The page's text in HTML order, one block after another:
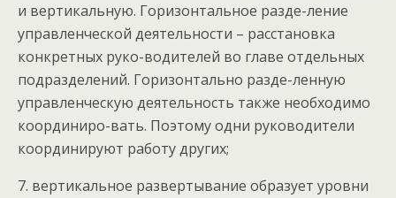
и вертикальную. Горизонтальное разде-ление
управленческой деятельности – расстановка
конкретных руко-водителей во главе отдельных
подразделений. Горизонтально разде-ленную
управленческую деятельность также необходимо
координиро-вать. Поэтому одни руководители
координируют работу других;
7. вертикальное развертывание образует уровни